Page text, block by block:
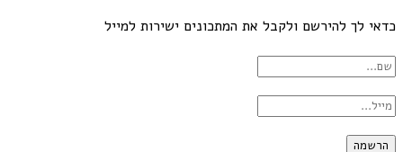
כדאי לך להירשם ולקבל את המתכונים ישירות למייל